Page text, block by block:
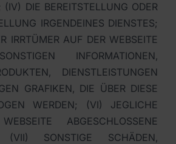
(IV) DIE BEREITSTELLUNG ODER
IRGENDEINES DIENSTES;
IRRTÜMER AUF DER WEBSEITE
INFORMATIONEN,
DIENSTLEISTUNGEN
GRAFIKEN, DIE ÜBER DIESE
WERDEN; (VI) JEGLICHE
ABGESCHLOSSENE
(VII) SONSTIGE SCHÄDEN,